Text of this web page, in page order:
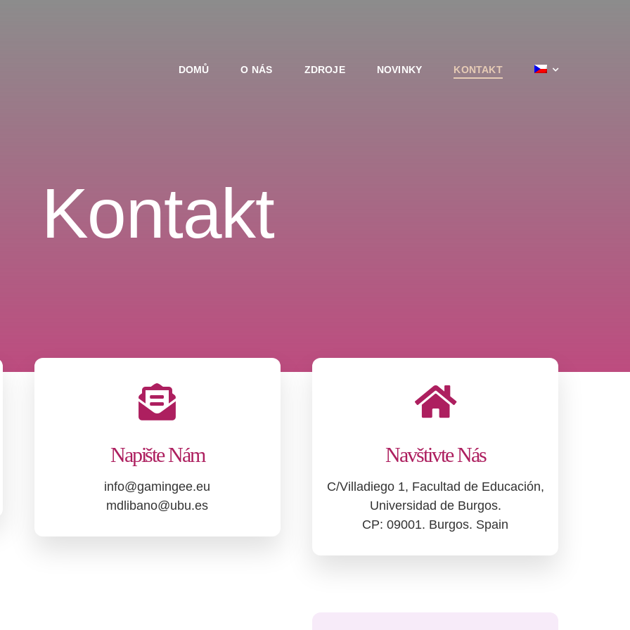
DOMŮ O NÁS ZDROJE NOVINKY KONTAKT
Kontakt
Napište Nám
info@gamingee.eu
mdlibano@ubu.es
Navštivte Nás
C/Villadiego 1, Facultad de Educación,
Universidad de Burgos.
CP: 09001. Burgos. Spain